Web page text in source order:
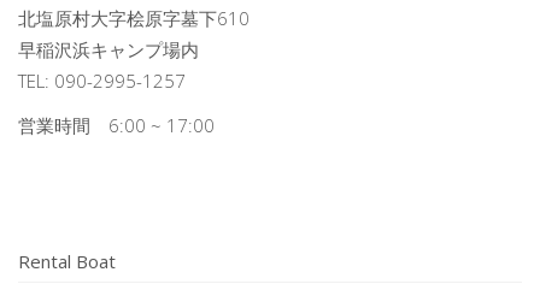
北塩原村大字桧原字墓下610
早稲沢浜キャンプ場内
TEL: 090-2995-1257
営業時間 6:00 ~ 17:00
Rental Boat